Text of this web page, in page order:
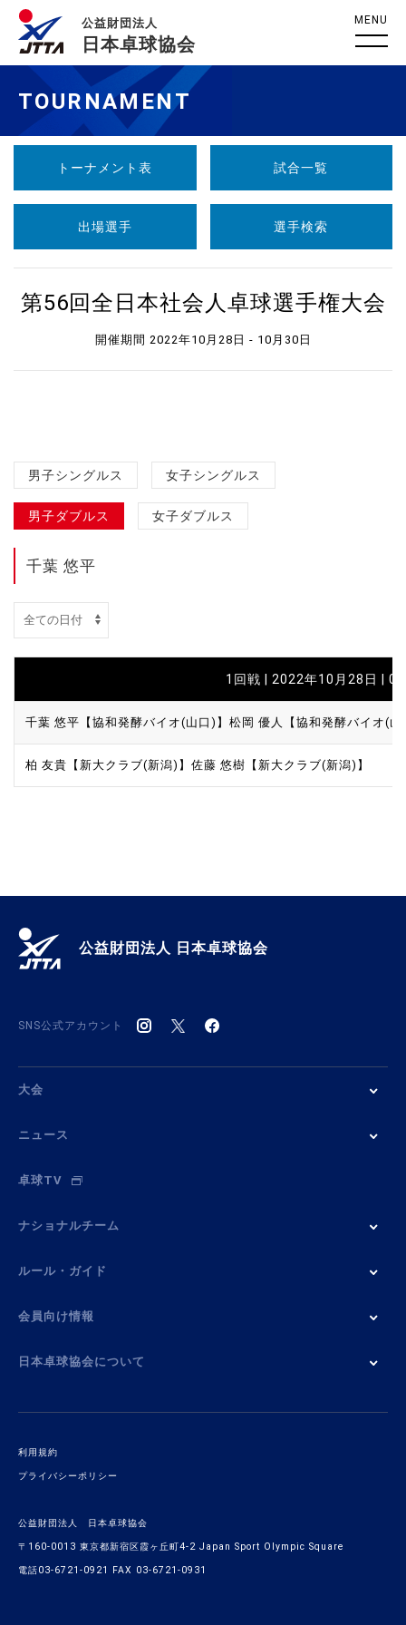
公益財団法人
日本卓球協会
MENU
TOURNAMENT
トーナメント表 試合一覧
出場選手 選手検索
第56回全日本社会人卓球選手権大会
開催期間 2022年10月28日 - 10月30日
男子シングルス 女子シングルス
男子ダブルス 女子ダブルス
千葉 悠平
1回戦 | 2022年10月28日 |
千葉 悠平【協和発酵バイオ(山口)】 松岡 優人【協和発酵バイオ(山
柏 友貴【新大クラブ(新潟)】 佐藤 悠樹【新大クラブ(新潟)】
公益財団法人 日本卓球協会
SNS公式アカウント
大会
ニュース
卓球TV
ナショナルチーム
ルール・ガイド
会員向け情報
日本卓球協会について
利用規約
プライバシーポリシー
公益財団法人 日本卓球協会
〒160-0013 東京都新宿区霞ヶ丘町4-2 Japan Sport Olympic Square
電話03-6721-0921 FAX 03-6721-0931